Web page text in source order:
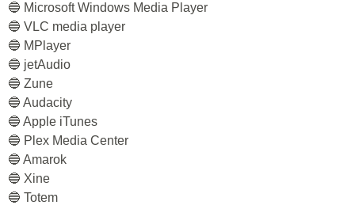
🔵 Microsoft Windows Media Player
🔵 VLC media player
🔵 MPlayer
🔵 jetAudio
🔵 Zune
🔵 Audacity
🔵 Apple iTunes
🔵 Plex Media Center
🔵 Amarok
🔵 Xine
🔵 Totem